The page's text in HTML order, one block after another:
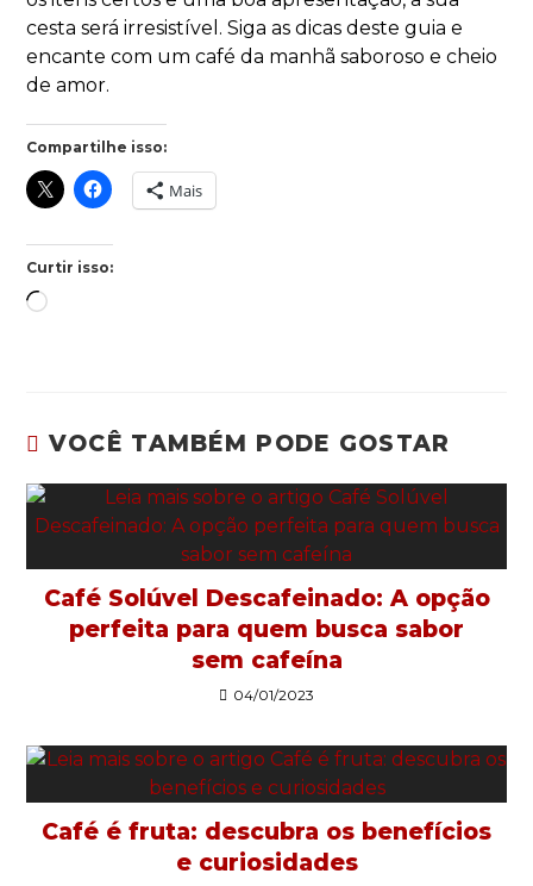
cesta será irresistível. Siga as dicas deste guia e
encante com um café da manhã saboroso e cheio
de amor.
Compartilhe isso:
Mais
Curtir isso:
VOCÊ TAMBÉM PODE GOSTAR
Café Solúvel Descafeinado: A opção
perfeita para quem busca sabor
sem cafeína
04/01/2023
Café é fruta: descubra os benefícios
e curiosidades